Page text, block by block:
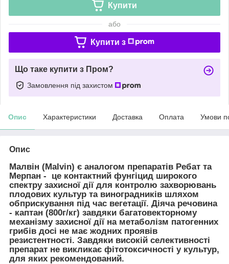
Купити
або
Купити з
Що таке купити з Пром?
Замовлення під захистом
Опис Характеристики Доставка Оплата Умови
Опис
Малвін (Malvin) є аналогом препаратів Ребат та
Мерпан - це контактний фунгіцид широкого
спектру захисної дії для контролю захворювань
плодових культур та виноградників шляхом
обприскування під час вегетації. Діяча речовина
- каптан (800г/кг) завдяки багатовекторному
механізму захисної дії на метаболізм патогенних
грибів досі не має жодних проявів
резистентності. Завдяки високій селективності
препарат не викликає фітотоксичності у культур,
для яких рекомендований.